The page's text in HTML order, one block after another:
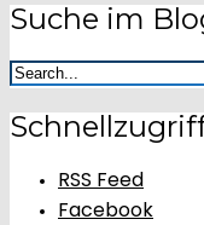
Suche im
RSS Feed
Facebook